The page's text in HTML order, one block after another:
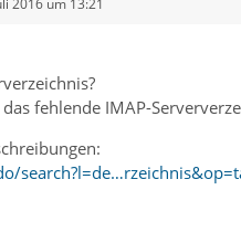
2016 um 13:21
fehlende IMAP-